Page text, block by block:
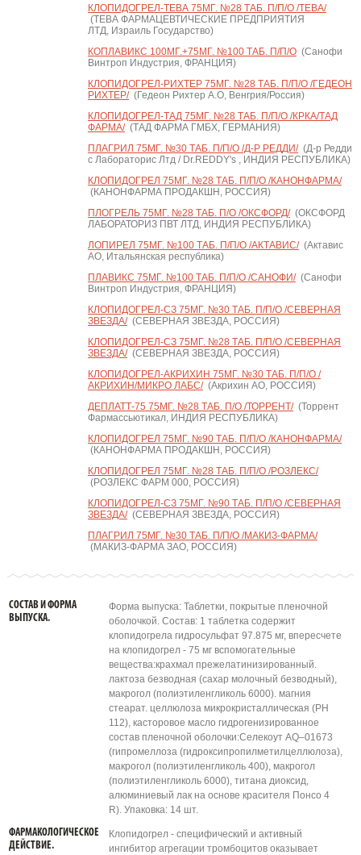
КЛОПИДОГРЕЛ-ТЕВА 75МГ. №28 ТАБ. П/П/О /ТЕВА/
(ТЕВА ФАРМАЦЕВТИЧЕСКИЕ ПРЕДПРИЯТИЯ
ЛТД, Израиль Государство)
КОПЛАВИКС 100МГ.+75МГ. №100 ТАБ. П/П/О(Санофи
Винтроп Индустрия, ФРАНЦИЯ)
КЛОПИДОГРЕЛ-РИХТЕР 75МГ. №28 ТАБ. П/П/О /ГЕДЕОН
РИХТЕР/(Гедеон Рихтер А.О, Венгрия/Россия)
КЛОПИДОГРЕЛ-ТАД 75МГ. №28 ТАБ. П/П/О /КРКА/ТАД
ФАРМА/(ТАД ФАРМА ГМБХ, ГЕРМАНИЯ)
ПЛАГРИЛ 75МГ. №30 ТАБ. П/П/О /Д-Р РЕДДИ/(Д-р Редди
с Лабораторис Лтд / Dr.REDDY's , ИНДИЯ РЕСПУБЛИКА)
КЛОПИДОГРЕЛ 75МГ. №28 ТАБ. П/П/О /КАНОНФАРМА/
(КАНОНФАРМА ПРОДАКШН, РОССИЯ)
ПЛОГРЕЛЬ 75МГ. №28 ТАБ. П/О /ОКСФОРД/(ОКСФОРД
ЛАБОРАТОРИЗ ПВТ ЛТД, ИНДИЯ РЕСПУБЛИКА)
ЛОПИРЕЛ 75МГ. №100 ТАБ. П/П/О /АКТАВИС/(Актавис
АО, Итальянская республика)
ПЛАВИКС 75МГ. №100 ТАБ. П/П/О /САНОФИ/(Санофи
Винтроп Индустрия, ФРАНЦИЯ)
КЛОПИДОГРЕЛ-СЗ 75МГ. №30 ТАБ. П/П/О /СЕВЕРНАЯ
ЗВЕЗДА/(СЕВЕРНАЯ ЗВЕЗДА, РОССИЯ)
КЛОПИДОГРЕЛ-СЗ 75МГ. №28 ТАБ. П/П/О /СЕВЕРНАЯ
ЗВЕЗДА/(СЕВЕРНАЯ ЗВЕЗДА, РОССИЯ)
КЛОПИДОГРЕЛ-АКРИХИН 75МГ. №30 ТАБ. П/П/О /
АКРИХИН/МИКРО ЛАБС/(Акрихин АО, РОССИЯ)
ДЕПЛАТТ-75 75МГ. №28 ТАБ. П/О /ТОРРЕНТ/(Торрент
Фармассьютикал, ИНДИЯ РЕСПУБЛИКА)
КЛОПИДОГРЕЛ 75МГ. №90 ТАБ. П/П/О /КАНОНФАРМА/
(КАНОНФАРМА ПРОДАКШН, РОССИЯ)
КЛОПИДОГРЕЛ 75МГ. №28 ТАБ. П/П/О /РОЗЛЕКС/
(РОЗЛЕКС ФАРМ 000, РОССИЯ)
КЛОПИДОГРЕЛ-СЗ 75МГ. №90 ТАБ. П/П/О /СЕВЕРНАЯ
ЗВЕЗДА/(СЕВЕРНАЯ ЗВЕЗДА, РОССИЯ)
ПЛАГРИЛ 75МГ. №30 ТАБ. П/П/О /МАКИЗ-ФАРМА/
(МАКИЗ-ФАРМА ЗАО, РОССИЯ)
СОСТАВ И ФОРМА
ВЫПУСКА.
Форма выпуска: Таблетки, покрытые пленочной
оболочкой. Состав: 1 таблетка содержит
клопидогрела гидросульфат 97.875 мг, впересчете
на клопидогрел - 75 мг вспомогательные
вещества:крахмал прежелатинизированный.
лактоза безводная (сахар молочный безводный),
макрогол (полиэтиленгликоль 6000). магния
стеарат. целлюлоза микрокристаллическая (РН
112), касторовое масло гидрогенизированное
состав пленочной оболочки:Селекоут AQ–01673
(гипромеллоза (гидроксипропилметилцеллюлоза),
макрогол (полиэтиленгликоль 400), макрогол
(полиэтиленгликоль 6000), титана диоксид,
алюминиевый лак на основе красителя Понсо 4
R). Упаковка: 14 шт.
ФАРМАКОЛОГИЧЕСКОЕ
ДЕЙСТВИЕ.
Клопидогрел - специфический и активный
ингибитор агрегации тромбоцитов оказывает